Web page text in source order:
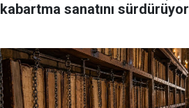
kabartma sanatını sürdürüyor